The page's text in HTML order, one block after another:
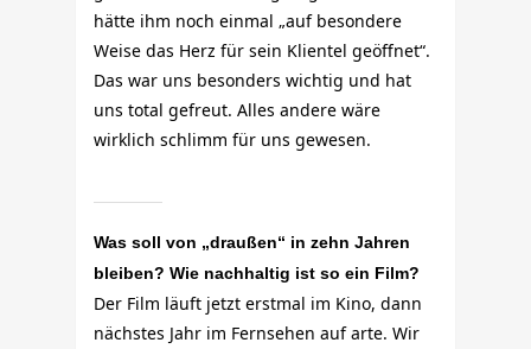
hätte ihm noch einmal „auf besondere
Weise das Herz für sein Klientel geöffnet“.
Das war uns besonders wichtig und hat
uns total gefreut. Alles andere wäre
wirklich schlimm für uns gewesen.
Was soll von „draußen“ in zehn Jahren
bleiben? Wie nachhaltig ist so ein Film?
Der Film läuft jetzt erstmal im Kino, dann
nächstes Jahr im Fernsehen auf arte. Wir